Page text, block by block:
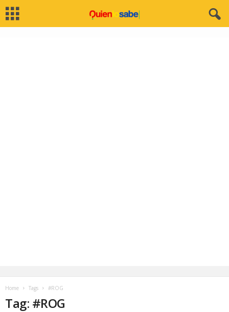
Home Tags #ROG
Tag: #ROG